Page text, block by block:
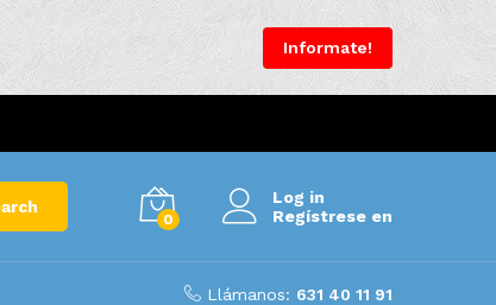
Informate!
0
Log in
Regístrese en
Llámanos: 631 40 11 91